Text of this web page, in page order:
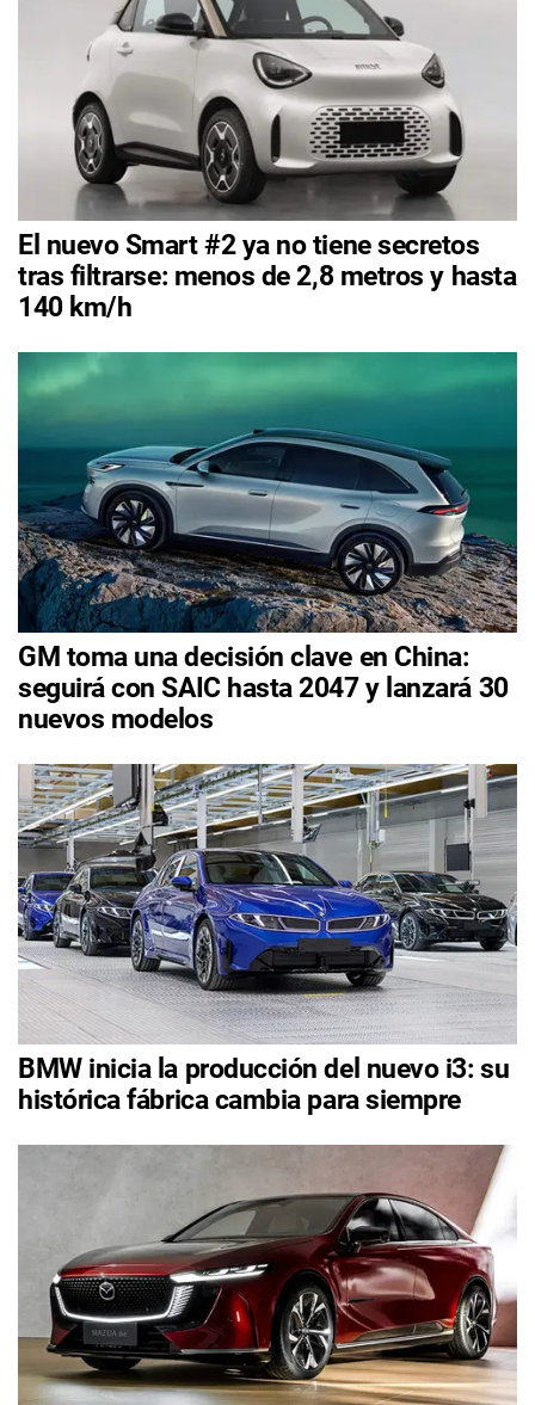
El nuevo Smart #2 ya no tiene secretos
tras filtrarse: menos de 2,8 metros y hasta
140 km/h
GM toma una decisión clave en China:
seguirá con SAIC hasta 2047 y lanzará 30
nuevos modelos
BMW inicia la producción del nuevo i3: su
histórica fábrica cambia para siempre